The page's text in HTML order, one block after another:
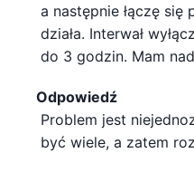
a następnie łączę się
działa. Interwał
do 3 godzin. Mam
Odpowiedź
Problem jest
być wiele, a zatem